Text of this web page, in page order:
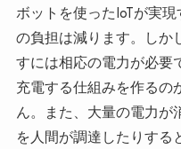
ボットを使ったIoTが実
の負担は減ります。しか
すには相応の電力が必要
充電する仕組みを作るの
ん。また、大量の電力が
を人間が調達したりする